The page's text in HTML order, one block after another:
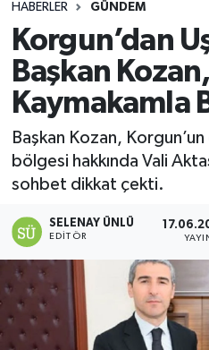
HABERLER GÜNDEM
Korgun’dan
Başkan
Kaymakamla
Başkan Kozan,
bölgesi hakkında Vali
sohbet dikkat çekti.
SELENAY ÜNLÜ
EDITÖR